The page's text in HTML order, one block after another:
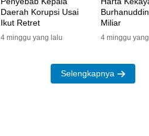
Daerah Korupsi Usai
Ikut Retret
4 minggu yang lalu
Miliar
4 minggu
Selengkapnya